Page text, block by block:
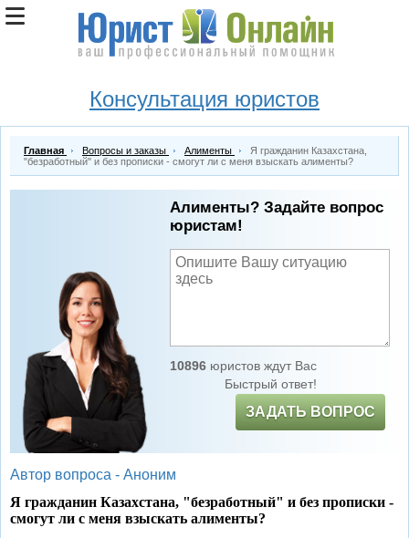
Консультация юристов
Главная Вопросы и заказы Алименты
Я гражданин Казахстана,
"безработный" и без прописки - смогут ли с меня взыскать алименты?
Алименты? Задайте вопрос
юристам!
10896юристов ждут Вас
Быстрый ответ!
ЗАДАТЬ ВОПРОС
Автор вопроса - Аноним
Я гражданин Казахстана, "безработный" и без прописки -
смогут ли с меня взыскать алименты?